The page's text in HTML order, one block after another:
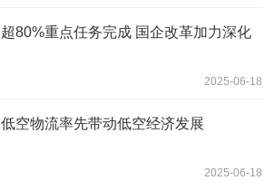
超80%重点任务完成 国企改革加力深化
2025-06-18
低空物流率先带动低空经济发展
2025-06-18